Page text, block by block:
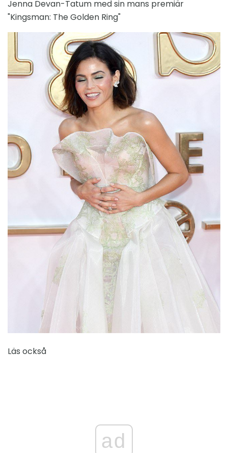
Jenna Devan-Tatum med sin mans premiär
"Kingsman: The Golden Ring"
Läs också
ad